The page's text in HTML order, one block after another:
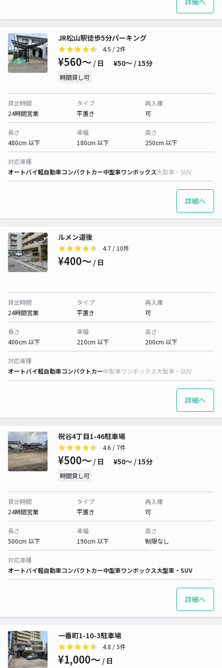
JR松山駅徒歩5分パーキング
4.5 / 2件
¥560〜 / 日 ¥50〜 / 15分
時間貸し可
貸出時間
24時間営業
タイプ
平置き
再入庫
可
長さ
480cm 以下
車幅
180cm 以下
高さ
250cm 以下
対応車種
オートバイ軽自動車コンパクトカー中型車ワンボックス大型車・SUV
詳細へ
ルメン道後
4.7 / 10件
¥400〜 / 日
貸出時間
24時間営業
タイプ
平置き
再入庫
可
長さ
400cm 以下
車幅
210cm 以下
高さ
200cm 以下
対応車種
オートバイ軽自動車コンパクトカー中型車ワンボックス大型車・SUV
詳細へ
祝谷4丁目1-46駐車場
4.6 / 7件
¥500〜 / 日 ¥50〜 / 15分
時間貸し可
貸出時間
24時間営業
タイプ
平置き
再入庫
可
長さ
500cm 以下
車幅
190cm 以下
高さ
制限なし
対応車種
オートバイ軽自動車コンパクトカー中型車ワンボックス大型車・SUV
詳細へ
一番町1-10-3駐車場
4.8 / 5件
¥1,000〜 / 日